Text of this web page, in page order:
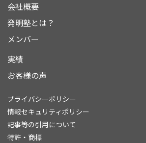
会社概要
発明塾とは？
メンバー
実績
お客様の声
プライバシーポリシー
情報セキュリティポリシー
記事等の引用について
特許・商標